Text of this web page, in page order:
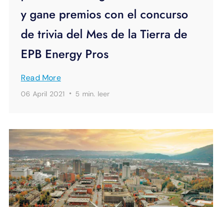
y gane premios con el concurso
de trivia del Mes de la Tierra de
EPB Energy Pros
Read More
06 April 2021 · 5 min. leer